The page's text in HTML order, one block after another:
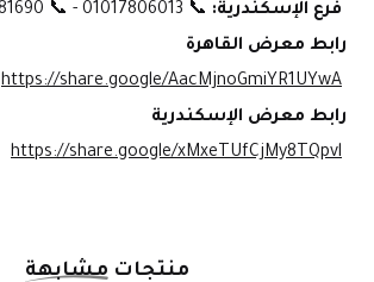
فرع الإسكندرية: 📞 01017806013 - 📞 01028881690
رابط معرض القاهرة
https://share.google/AacMjnoGmiYR1UYwA
رابط معرض الإسكندرية
https://share.google/xMxeTUfCjMy8TQpvl
منتجات مشابهة